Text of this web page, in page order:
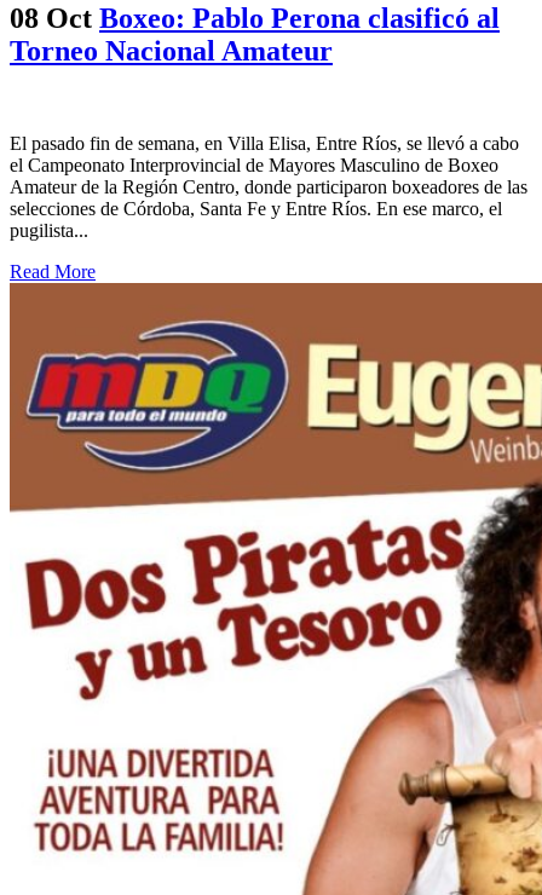
08 Oct Boxeo: Pablo Perona clasificó al
Torneo Nacional Amateur
El pasado fin de semana, en Villa Elisa, Entre Ríos, se llevó a cabo
el Campeonato Interprovincial de Mayores Masculino de Boxeo
Amateur de la Región Centro, donde participaron boxeadores de las
selecciones de Córdoba, Santa Fe y Entre Ríos. En ese marco, el
pugilista...
Read More